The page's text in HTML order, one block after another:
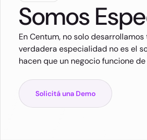
Somos
En Centum, no solo
verdadera especialidad no es el
hacen que un negocio funcione
Solicitá una Demo